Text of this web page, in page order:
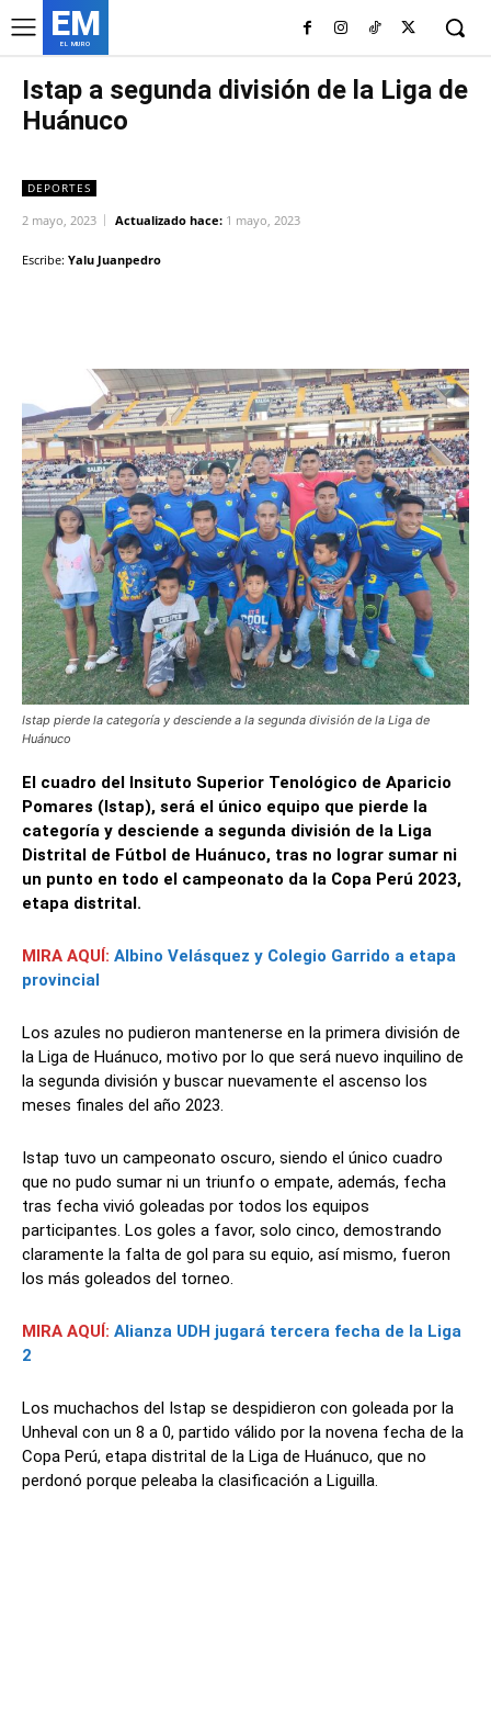
EM
EL MURO
Istap a segunda división de la Liga de
Huánuco
DEPORTES
2 mayo, 2023 Actualizado hace: 1 mayo, 2023
Escribe: Yalu Juanpedro
Istap pierde la categoría y desciende a la segunda división de la Liga de
Huánuco
El cuadro del Insituto Superior Tenológico de Aparicio
Pomares (Istap), será el único equipo que pierde la
categoría y desciende a segunda división de la Liga
Distrital de Fútbol de Huánuco, tras no lograr sumar ni
un punto en todo el campeonato da la Copa Perú 2023,
etapa distrital.
MIRA AQUÍ: Albino Velásquez y Colegio Garrido a etapa
provincial
Los azules no pudieron mantenerse en la primera división de
la Liga de Huánuco, motivo por lo que será nuevo inquilino de
la segunda división y buscar nuevamente el ascenso los
meses finales del año 2023.
Istap tuvo un campeonato oscuro, siendo el único cuadro
que no pudo sumar ni un triunfo o empate, además, fecha
tras fecha vivió goleadas por todos los equipos
participantes. Los goles a favor, solo cinco, demostrando
claramente la falta de gol para su equio, así mismo, fueron
los más goleados del torneo.
MIRA AQUÍ: Alianza UDH jugará tercera fecha de la Liga
2
Los muchachos del Istap se despidieron con goleada por la
Unheval con un 8 a 0, partido válido por la novena fecha de la
Copa Perú, etapa distrital de la Liga de Huánuco, que no
perdonó porque peleaba la clasificación a Liguilla.